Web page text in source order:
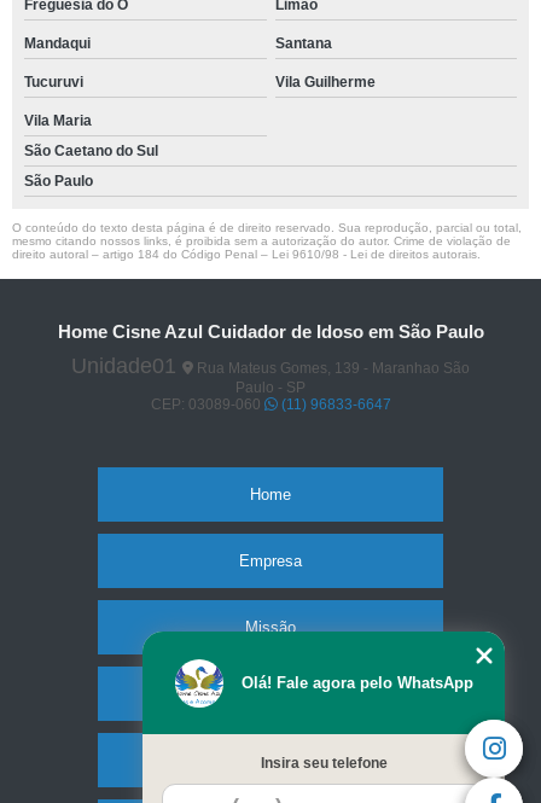
Freguesia do Ó
Limão
Mandaqui Santana
Tucuruvi Vila Guilherme
Vila Maria
São Caetano do Sul
São Paulo
O conteúdo do texto desta página é de direito reservado. Sua reprodução, parcial ou total,
mesmo citando nossos links, é proibida sem a autorização do autor. Crime de violação de
direito autoral – artigo 184 do Código Penal – Lei 9610/98 - Lei de direitos autorais.
Home Cisne Azul Cuidador de Idoso em São Paulo
Unidade01
Rua Mateus Gomes, 139 - Maranhao São
Paulo - SP
CEP: 03089-060
(11) 96833-6647
Home
Empresa
Missão
Serviços
Contato
Olá! Fale agora pelo WhatsApp
Insira seu telefone